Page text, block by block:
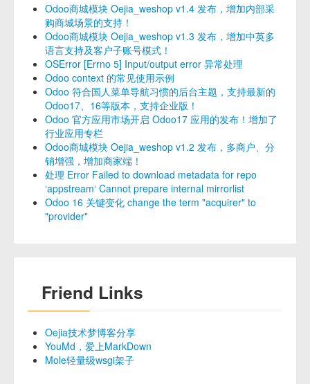
Odoo商城模块 Oejia_weshop v1.4 发布，增加内部采
购商城场景的支持！
Odoo商城模块 Oejia_weshop v1.3 发布，增加中英多
语言支持及客户子账号模式！
OSError [Errno 5] Input/output error 异常处理
Odoo context 的常见使用示例
Odoo 符合国人菜单导航习惯的后台主题，支持最新的
Odoo17、16等版本，支持企业版！
Odoo 官方应用市场开启 Odoo17 应用的发布！增加了
行业应用专栏
Odoo商城模块 Oejia_weshop v1.2 发布，多商户、分
销增强，增加商家端！
处理 Error Failed to download metadata for repo
‘appstream‘ Cannot prepare internal mirrorlist
Odoo 16 关键变化 change the term "acquirer" to
"provider"
Friend Links
Oejia技术梦博客分享
YouMd，爱上MarkDown
Mole轻量级wsgi架子